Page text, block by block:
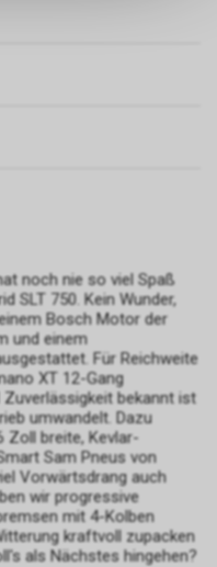
noch nie so viel Spaß
SLT 750. Kein Wunder,
Bosch Motor der
und einem
Für Reichweite
XT 12-Gang
bekannt ist
umwandelt. Dazu
Zoll breite, Kevlar-
Sam Pneus von
Vorwärtsdrang auch
wir progressive
mit 4-Kolben
kraftvoll zupacken
als Nächstes hingehen?
auf Ihre